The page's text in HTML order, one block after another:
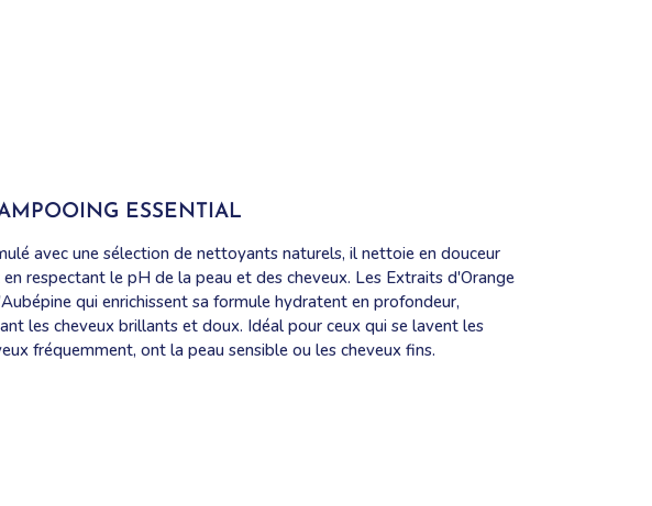
ESSENTIAL
avec une sélection de nettoyants naturels, il nettoie en douceur
respectant le pH de la peau et des cheveux. Les Extraits d'Orange
qui enrichissent sa formule hydratent en profondeur,
les cheveux brillants et doux. Idéal pour ceux qui se lavent les
fréquemment, ont la peau sensible ou les cheveux fins.